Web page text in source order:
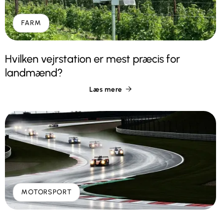
FARM
Hvilken vejrstation er mest præcis for
landmænd?
Læs mere 
MOTORSPORT